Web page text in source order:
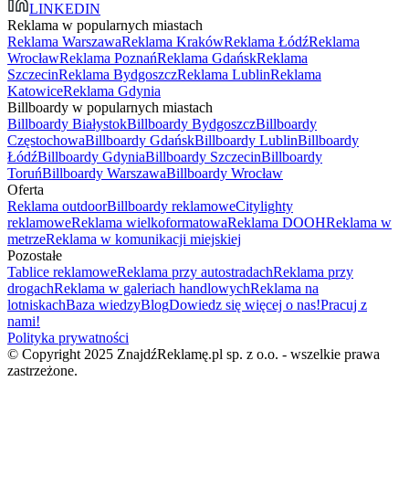
LINKEDIN
Reklama w popularnych miastach
Reklama WarszawaReklama KrakówReklama ŁódźReklama
WrocławReklama PoznańReklama GdańskReklama
SzczecinReklama BydgoszczReklama LublinReklama
KatowiceReklama Gdynia
Billboardy w popularnych miastach
Billboardy BiałystokBillboardy BydgoszczBillboardy
CzęstochowaBillboardy GdańskBillboardy LublinBillboardy
ŁódźBillboardy GdyniaBillboardy SzczecinBillboardy
ToruńBillboardy WarszawaBillboardy Wrocław
Oferta
Reklama outdoorBillboardy reklamoweCitylighty
reklamoweReklama wielkoformatowaReklama DOOHReklama w
metrzeReklama w komunikacji miejskiej
Pozostałe
Tablice reklamoweReklama przy autostradachReklama przy
drogachReklama w galeriach handlowychReklama na
lotniskachBaza wiedzyBlogDowiedz się więcej o nas!Pracuj z
nami!
Polityka prywatności
© Copyright 2025 ZnajdźReklamę.pl sp. z o.o. - wszelkie prawa
zastrzeżone.